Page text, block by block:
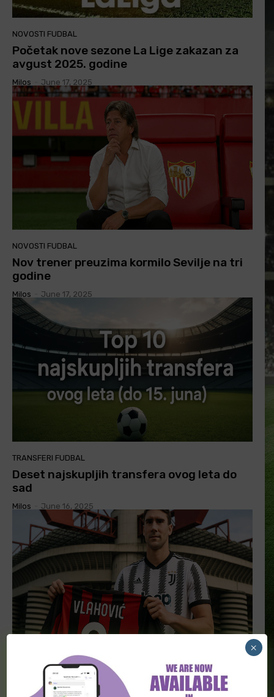
NOVOSTI FUDBAL
Početak nove sezone La Lige zakazan za
avgust 2025. godine
Milos June 17, 2025
NOVOSTI FUDBAL
Nov trener preuzima kormilo Sevilje na tri
godine
Milos June 17, 2025
TRANSFERI FUDBAL
Deset najskupljih transfera ovog leta do
sad
Milos June 16, 2025
TRANSFERI FUDBAL
Razmena na pomolu: Teo i Vlahović
×